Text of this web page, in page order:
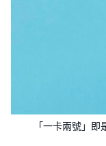
「一卡兩號」